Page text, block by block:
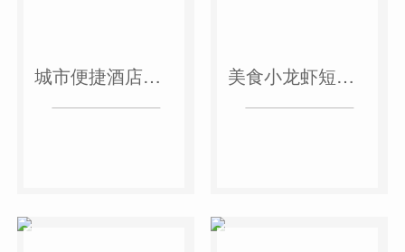
城市便捷酒店短视频案例 美食小龙虾短视频案例